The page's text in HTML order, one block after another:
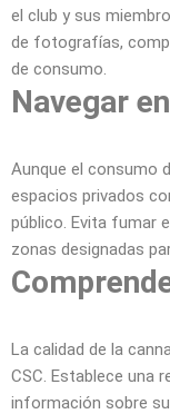
el club y sus
de fotografías,
de consumo.
Navegar
Aunque el consumo
espacios privados
público. Evita fumar
zonas designadas
La calidad de la
CSC. Establece una
información sobre